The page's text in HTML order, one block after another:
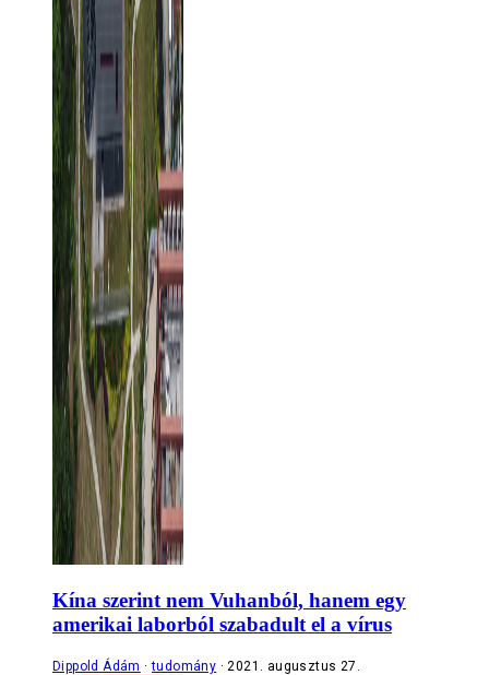
Kína szerint nem Vuhanból, hanem egy
amerikai laborból szabadult el a vírus
Dippold Ádám tudomány 2021. augusztus 27.